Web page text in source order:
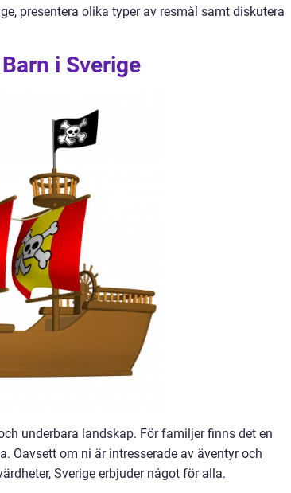
presentera olika typer av resmål samt diskutera
i Sverige
underbara landskap. För familjer finns det en
Oavsett om ni är intresserade av äventyr och
Sverige erbjuder något för alla.